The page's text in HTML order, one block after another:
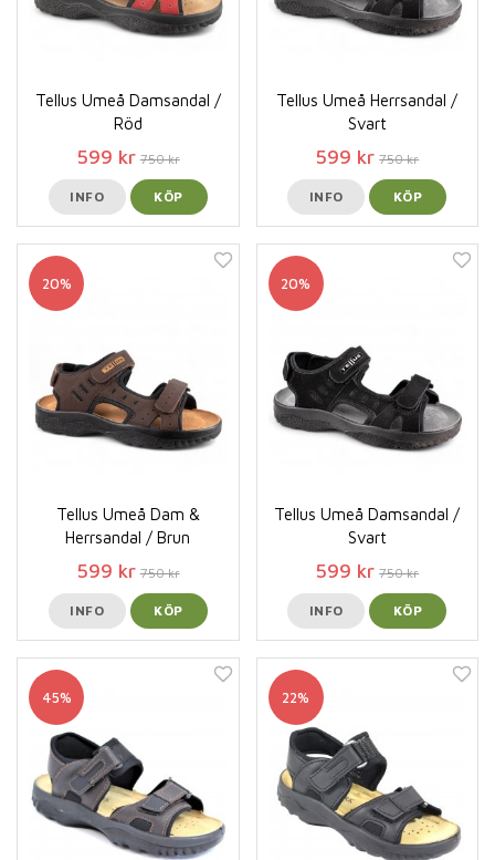
Tellus Umeå Damsandal /
Röd
599 kr 750 kr
INFO KÖP
Tellus Umeå Herrsandal /
Svart
599 kr 750 kr
INFO KÖP
20%
Tellus Umeå Dam &
Herrsandal / Brun
599 kr 750 kr
INFO KÖP
20%
Tellus Umeå Damsandal /
Svart
599 kr 750 kr
INFO KÖP
45% 22%